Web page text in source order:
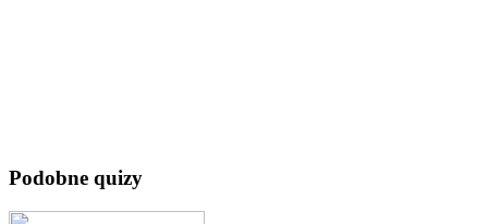
Podobne quizy